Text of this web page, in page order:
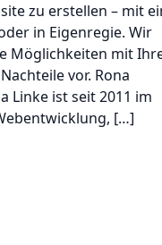
zu erstellen – mit
in Eigenregie. Wir
Möglichkeiten mit
vor. Rona
Linke ist seit 2011 im
[…]